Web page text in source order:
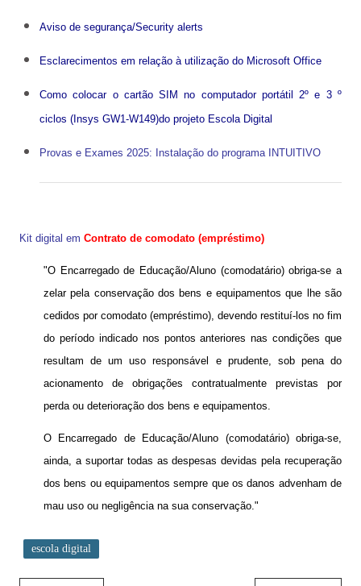
Aviso de segurança/Security alerts
Esclarecimentos em relação à utilização do Microsoft Office
Como colocar o cartão SIM no computador portátil 2º e 3 º
ciclos (Insys GW1-W149)do projeto Escola Digital
Provas e Exames 2025: Instalação do programa INTUITIVO
Kit digital em Contrato de comodato (empréstimo)
"O Encarregado de Educação/Aluno (comodatário) obriga-se a
zelar pela conservação dos bens e equipamentos que lhe são
cedidos por comodato (empréstimo), devendo restituí-los no fim
do período indicado nos pontos anteriores nas condições que
resultam de um uso responsável e prudente, sob pena do
acionamento de obrigações contratualmente previstas por
perda ou deterioração dos bens e equipamentos.
O Encarregado de Educação/Aluno (comodatário) obriga-se,
ainda, a suportar todas as despesas devidas pela recuperação
dos bens ou equipamentos sempre que os danos advenham de
mau uso ou negligência na sua conservação."
escola digital